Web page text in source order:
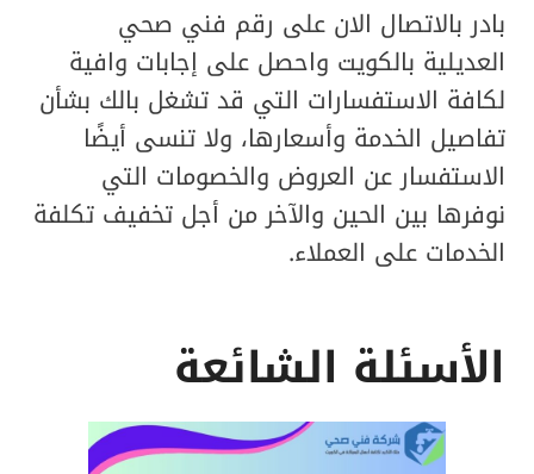
بادر بالاتصال الان على رقم فني صحي
العديلية بالكويت واحصل على إجابات وافية
لكافة الاستفسارات التي قد تشغل بالك بشأن
تفاصيل الخدمة وأسعارها، ولا تنسى أيضًا
الاستفسار عن العروض والخصومات التي
نوفرها بين الحين والآخر من أجل تخفيف تكلفة
الخدمات على العملاء.
الأسئلة الشائعة